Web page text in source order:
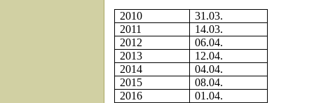
2010
31.03.
2011
14.03.
2012
06.04.
2013
12.04.
2014
04.04.
2015
08.04.
2016
01.04.